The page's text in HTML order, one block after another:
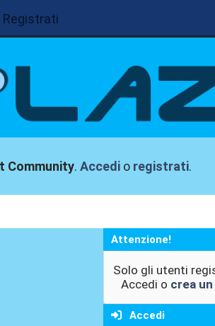
Registrati
Community.Accedi o registrati.
Attenzione!
Solo gli utenti
Accedi o crea
Accedi